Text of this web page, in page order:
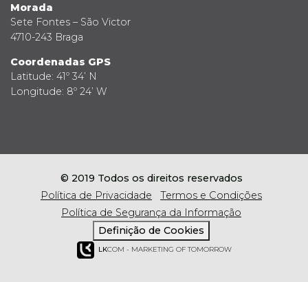
Morada
Sete Fontes – São Victor
4710-243 Braga
Coordenadas GPS
Latitude: 41º 34’ N
Longitude: 8º 24’ W
© 2019 Todos os direitos reservados
Política de Privacidade
Termos e Condições
Política de Segurança da Informação
Definição de Cookies
LKCOM - MARKETING OF TOMORROW